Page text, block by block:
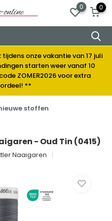
0 0
onze vakantie van 17 juli
starten weer vanaf 10
ZOMER2026 voor extra
**
stoffen
- Oud Tin (0415)
Naaigaren